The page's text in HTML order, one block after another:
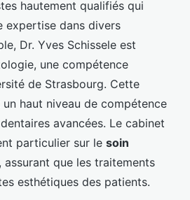
hautement qualifiés qui
expertise dans divers
Dr. Yves Schissele est
une compétence
de Strasbourg. Cette
haut niveau de compétence
avancées. Le cabinet
particulier sur le soin
, assurant que les traitements
esthétiques des patients.